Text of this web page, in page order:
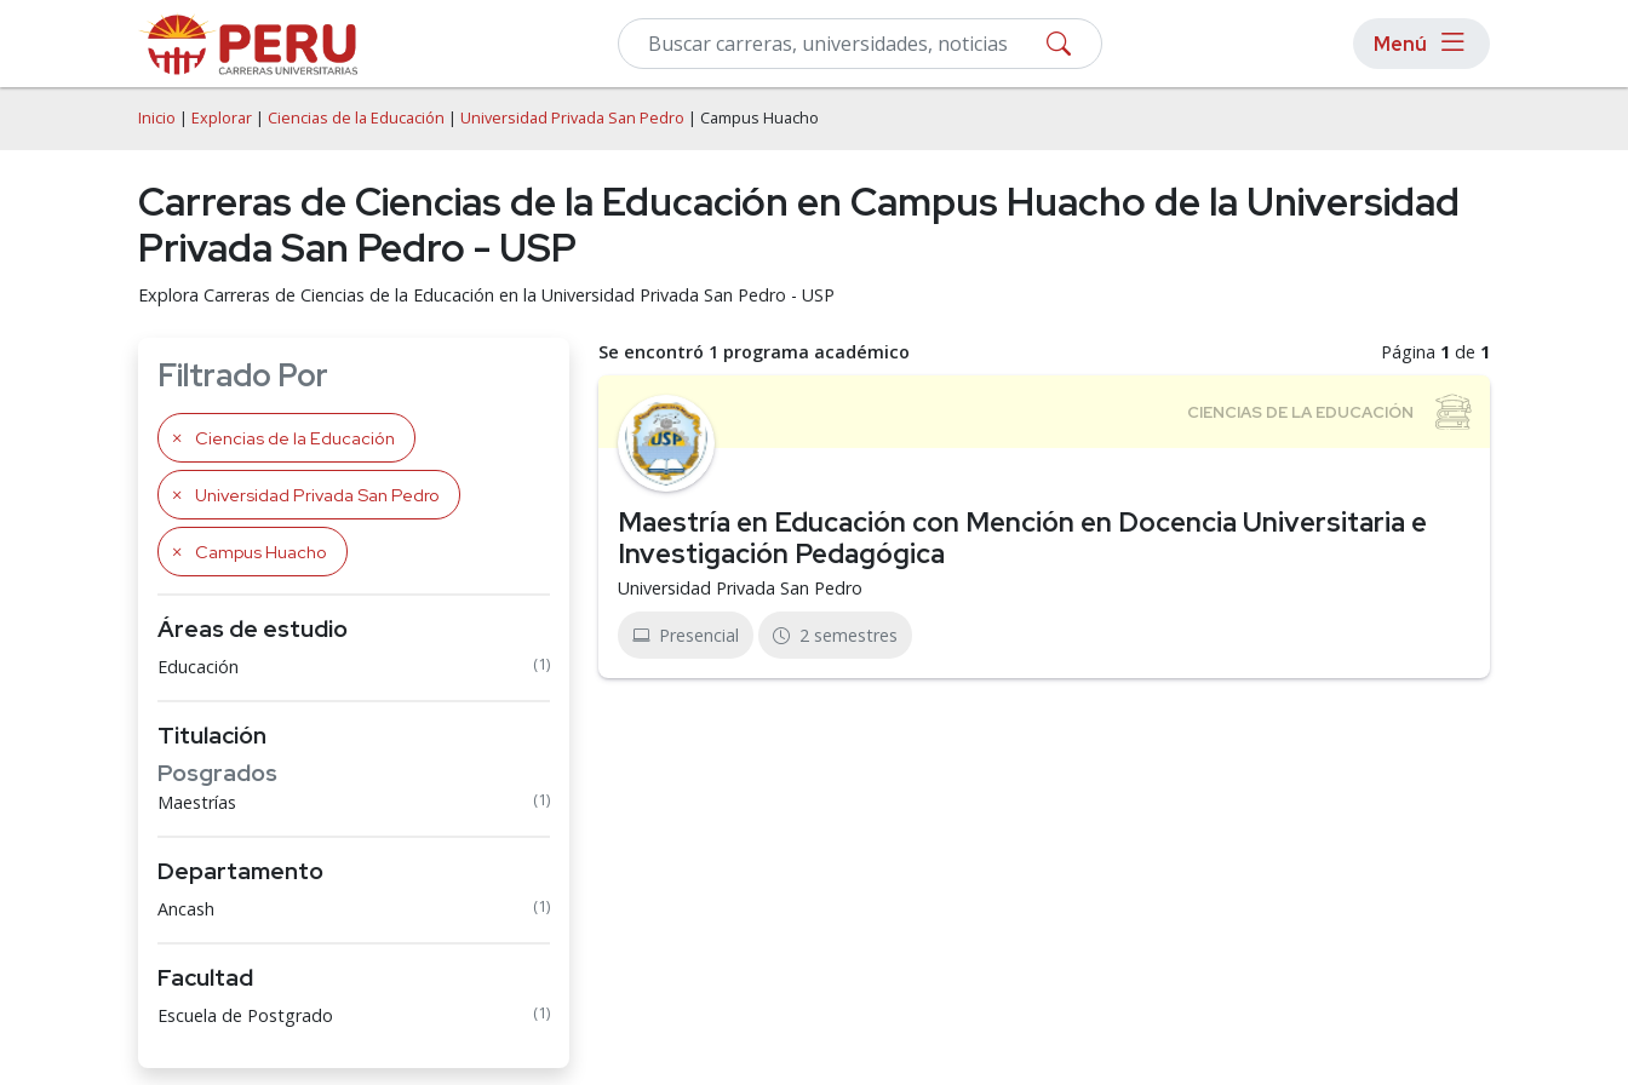
Menú
Inicio | Explorar | Ciencias de la Educación | Universidad Privada San Pedro | Campus Huacho
Carreras de Ciencias de la Educación en Campus Huacho de la Universidad
Privada San Pedro - USP
Explora Carreras de Ciencias de la Educación en la Universidad Privada San Pedro - USP
Filtrado Por
Ciencias de la Educación
Universidad Privada San Pedro
Campus Huacho
Áreas de estudio
Educación (1)
Titulación
Posgrados
Maestrías (1)
Departamento
Ancash (1)
Facultad
Escuela de Postgrado (1)
Se encontró 1 programa académico Página 1 de 1
Maestría en Educación con Mención en Docencia Universitaria e
Investigación Pedagógica
Universidad Privada San Pedro
Presencial 2 semestres